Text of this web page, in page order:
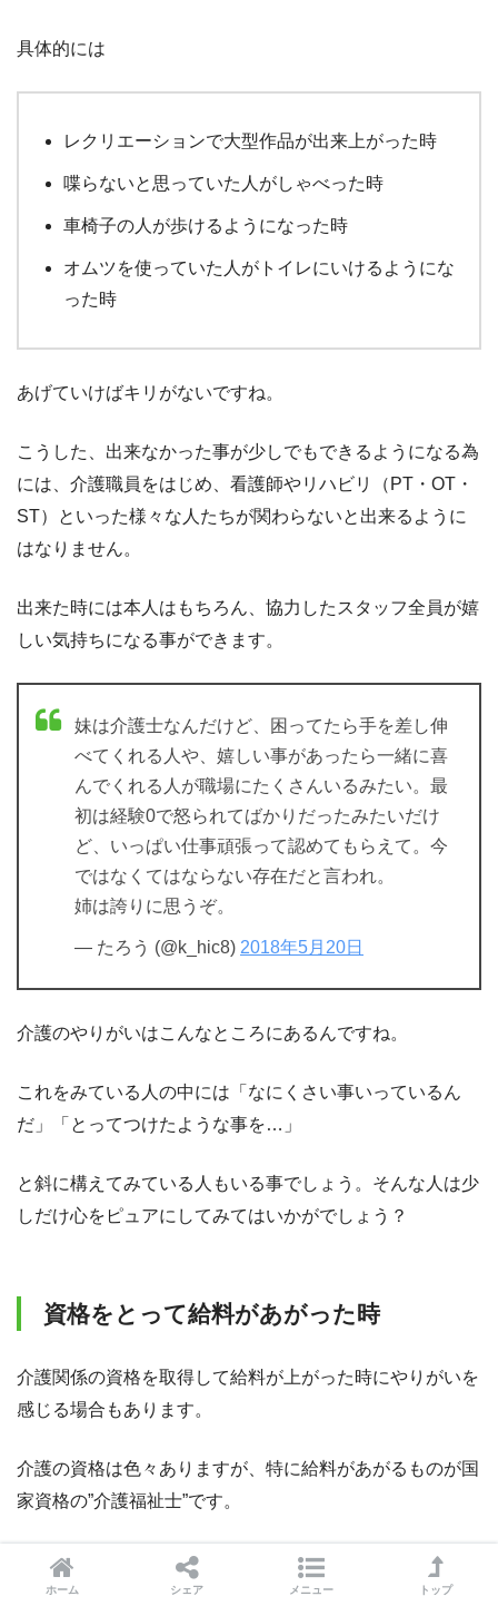
具体的には
レクリエーションで大型作品が出来上がった時
喋らないと思っていた人がしゃべった時
車椅子の人が歩けるようになった時
オムツを使っていた人がトイレにいけるようにな
った時
あげていけばキリがないですね。
こうした、出来なかった事が少しでもできるようになる為
には、介護職員をはじめ、看護師やリハビリ（PT・OT・
ST）といった様々な人たちが関わらないと出来るように
はなりません。
出来た時には本人はもちろん、協力したスタッフ全員が嬉
しい気持ちになる事ができます。
妹は介護士なんだけど、困ってたら手を差し伸
べてくれる人や、嬉しい事があったら一緒に喜
んでくれる人が職場にたくさんいるみたい。最
初は経験0で怒られてばかりだったみたいだけ
ど、いっぱい仕事頑張って認めてもらえて。今
ではなくてはならない存在だと言われ。
姉は誇りに思うぞ。
— たろう (@k_hic8) 2018年5月20日
介護のやりがいはこんなところにあるんですね。
これをみている人の中には「なにくさい事いっているん
だ」「とってつけたような事を…」
と斜に構えてみている人もいる事でしょう。そんな人は少
しだけ心をピュアにしてみてはいかがでしょう？
資格をとって給料があがった時
介護関係の資格を取得して給料が上がった時にやりがいを
感じる場合もあります。
介護の資格は色々ありますが、特に給料があがるものが国
家資格の”介護福祉士”です。
介護福祉士は取得すると無資格の時よりも平均3万円も給
料があがります。しかし、取得までは実務経験３年にプラ
ホーム シェア メニュー トップ